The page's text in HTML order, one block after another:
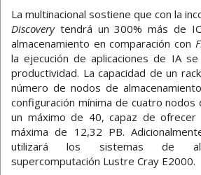
La multinacional sostiene que con la
Discovery tendrá un 300% más de
almacenamiento en comparación con
la ejecución de aplicaciones de IA
productividad. La capacidad de un
número de nodos de
configuración mínima de cuatro nodos
un máximo de 40, capaz de ofrecer
máxima de 12,32 PB.
utilizará los sistemas de
supercomputación Lustre Cray E2000.